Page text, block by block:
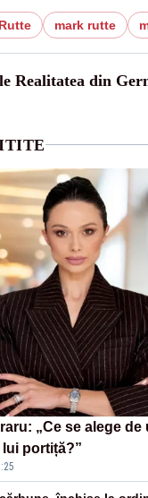
mark rutte
Realitatea din
„Ce se alege de
portiță?”